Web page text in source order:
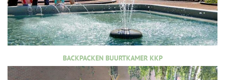
BACKPACKEN BUURTKAMER KKP